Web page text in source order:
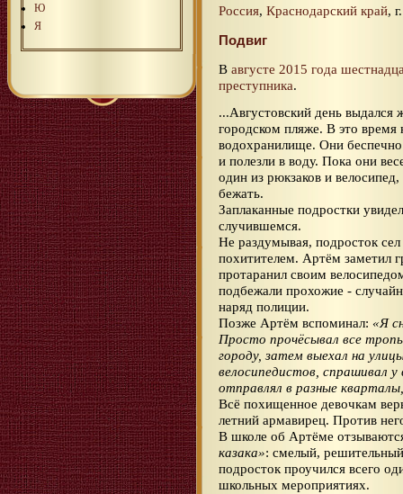
Ю
Я
Россия, Краснодарский край,
Подвиг
В августе 2015 года
преступника.
...Августовский день
городском пляже. В это время
водохранилище. Они
и полезли в воду. Пока они
один из рюкзаков и
бежать.
Заплаканные подростки
случившемся.
Не раздумывая, подросток
похитителем. Артём заметил
протаранил своим
подбежали прохожие -
наряд полиции.
Позже Артём вспоминал: «Я
Просто прочёсывал все
городу, затем выехал на
велосипедистов, спрашивал
отправлял в разные
Всё похищенное девочкам
летний армавирец. Против
В школе об Артёме
казака»: смелый,
подросток проучился всего
школьных мероприятиях.